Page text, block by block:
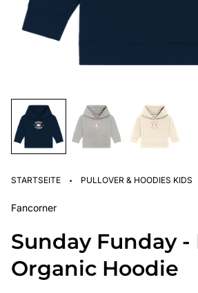
STARTSEITE · PULLOVER & HOODIES KIDS
Fancorner
Sunday Funday -
Organic Hoodie